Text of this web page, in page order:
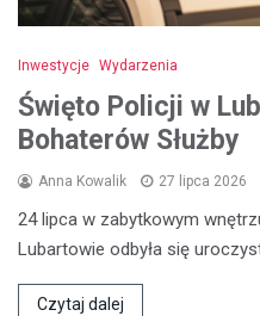
Inwestycje Wydarzenia
Święto Policji w
Bohaterów Służby
Anna Kowalik 27 lipca 2026
24 lipca w zabytkowym
Lubartowie odbyła się
Czytaj dalej